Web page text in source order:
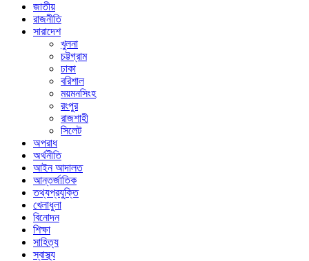
জাতীয়
রাজনীতি
সারাদেশ
খুলনা
চট্টগ্রাম
ঢাকা
বরিশাল
ময়মনসিংহ
রংপুর
রাজশাহী
সিলেট
অপরাধ
অর্থনীতি
আইন আদালত
আন্তর্জাতিক
তথ্যপ্রযুক্তি
খেলাধুলা
বিনোদন
শিক্ষা
সাহিত্য
স্বাস্থ্য